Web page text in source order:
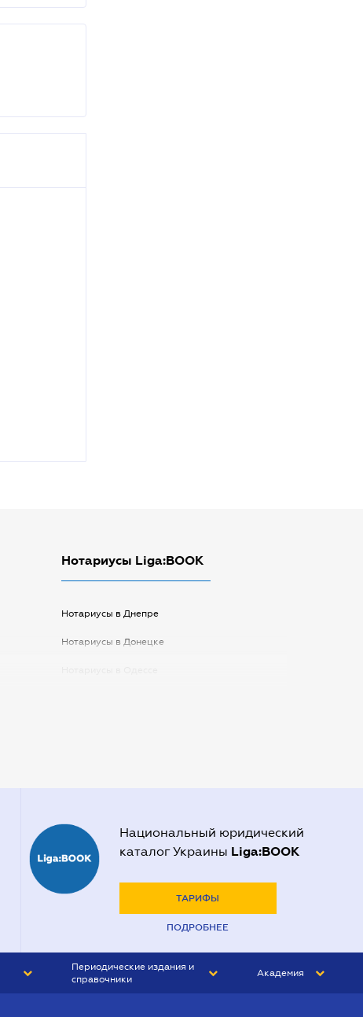
Нотариусы Liga:BOOK
Нотариусы в Днепре
Нотариусы в Донецке
Национальный юридический
каталог Украины Liga:BOOK
ТАРИФЫ
ПОДРОБНЕЕ
Периодические издания и
справочники
Академия